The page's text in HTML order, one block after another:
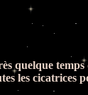
quelque
les cicatrices